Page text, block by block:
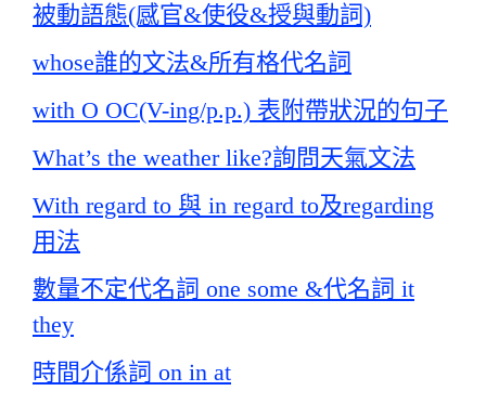
被動語態(感官&使役&授與動詞)
whose誰的文法&所有格代名詞
with O OC(V-ing/p.p.) 表附帶狀況的句子
What’s the weather like?詢問天氣文法
With regard to 與 in regard to及regarding
用法
數量不定代名詞 one some &代名詞 it
they
時間介係詞 on in at